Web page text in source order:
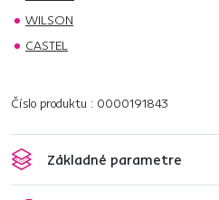
WILSON
CASTEL
Číslo produktu : 0000191843
Základné parametre